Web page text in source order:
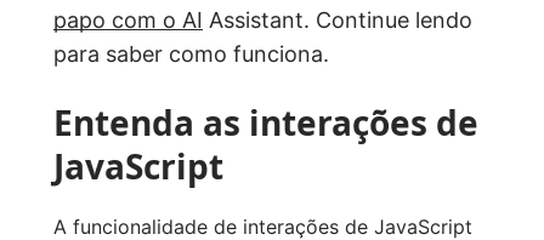
papo com o AI Assistant. Continue lendo
para saber como funciona.
Entenda as interações de
JavaScript
A funcionalidade de interações de JavaScript